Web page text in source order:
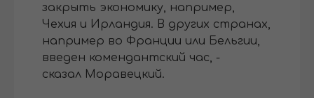
закрыть экономику, например,
Чехия и Ирландия. В других странах,
например во Франции или Бельгии,
введен комендантский час, -
сказал Моравецкий.